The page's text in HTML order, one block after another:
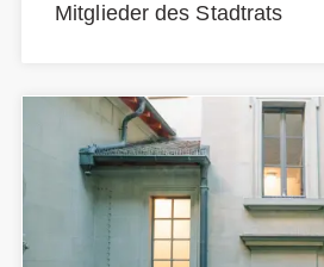
Mitglieder des Stadtrats